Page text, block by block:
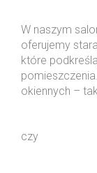
W naszym
oferujemy
które
okiennych –
czy